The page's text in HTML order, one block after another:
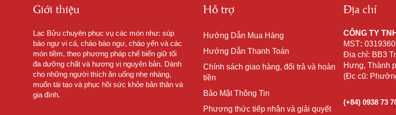
Giới thiệu
Lạc Bửu chuyên phục vụ các món như: súp
bào ngư vi cá, cháo bào ngư, cháo yến và các
món tiềm, theo phương pháp chế biến giữ tối
đa dưỡng chất và hương vị nguyên bản. Dành
cho những người thích ăn uống nhẹ nhàng,
muốn tái tạo và phục hồi sức khỏe bản thân và
gia đình.
Hỗ trợ
Hướng Dẫn Mua Hàng
Hướng Dẫn Thanh Toán
Chính sách giao hàng, đổi trả và hoàn
tiền
Bảo Mật Thông Tin
Phương thức tiếp nhận và giải quyết
Địa chỉ
CÔNG TY
MST:
Địa chỉ: BB3
Hưng, Thành
(Đc cũ:
(+84) 0938 73